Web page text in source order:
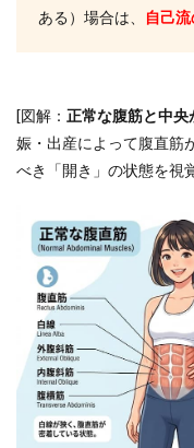
する
後の
体型
戻し
のプ
認す
る
4
札幌
の子
連れ
で通
える
パー
ソナ
ルジ
ある）場合は、
自己
[図解： 正常な腹筋と中
娠・出産によって腹直筋
べき「開き」の状態を視